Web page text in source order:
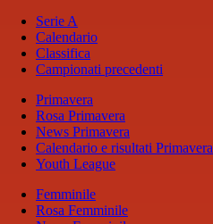
Serie A
Calendario
Classifica
Campionati precedenti
Primavera
Rosa Primavera
News Primavera
Calendario e risultati Primavera
Youth League
Femminile
Rosa Femminile